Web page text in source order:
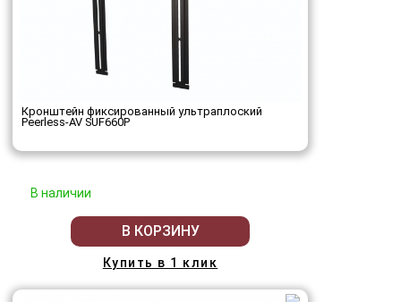
Кронштейн фиксированный ультраплоский
Peerless-AV SUF660P
В наличии
В КОРЗИНУ
Купить в 1 клик